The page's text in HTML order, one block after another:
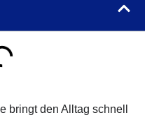
bringt den Alltag schnell